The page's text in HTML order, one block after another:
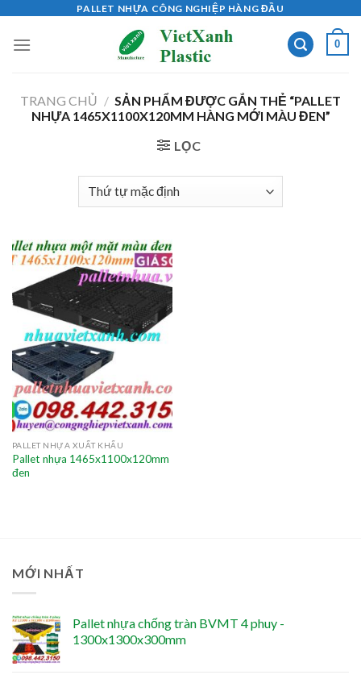
content
PALLET NHỰA CÔNG NGHIỆP HÀNG ĐẦU
0
TRANG CHỦ / SẢN PHẨM ĐƯỢC GẮN THẺ “PALLET
NHỰA 1465X1100X120MM HÀNG MỚI MÀU ĐEN”
LỌC
PALLET NHỰA XUẤT KHẨU
Pallet nhựa 1465x1100x120mm
đen
MỚI NHẤT
Pallet nhựa chống tràn BVMT 4 phuy -
1300x1300x300mm